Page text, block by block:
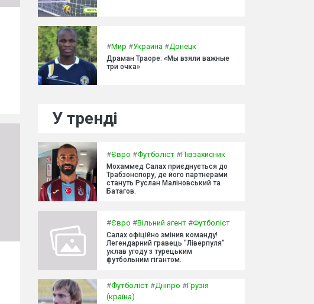
#Мир #Украина #Донецк
Драман Траоре: «Мы взяли важные
три очка»
У тренді
#Євро #Футболіст #Півзахисник
Мохаммед Салах приєднується до
Трабзонспору, де його партнерами
стануть Руслан Маліновський та
Батагов.
#Євро #Вільний агент #Футболіст
Салах офіційно змінив команду!
Легендарний гравець "Ліверпуля"
уклав угоду з турецьким
футбольним гігантом.
#Футболіст #Дніпро #Грузія
(країна)